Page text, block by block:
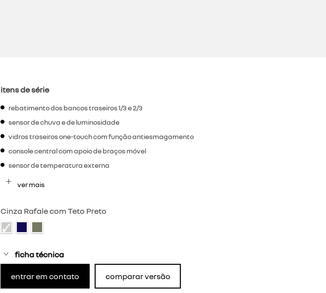
itens de série
rebatimento dos bancos traseiros 1/3 e 2/3
sensor de chuva e de luminosidade
vidros traseiros one-touch com função antiesmagamento
console central com apoio de braços móvel
sensor de temperatura externa
ver mais
Cinza Rafale com Teto Preto
ficha técnica
entrar em contato comparar versão